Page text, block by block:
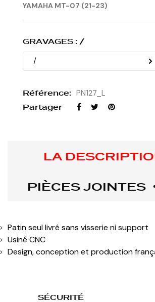
YAMAHA MT-07 (21-23)
GRAVAGES : /
Référence: PN127_L
Partager
LA
PIÈCES JOINTES
Patin seul livré sans visserie ni support
Usiné CNC
Design, conception et production
SÉCURITÉ